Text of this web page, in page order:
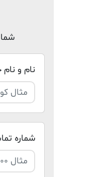
نام و نام
شماره